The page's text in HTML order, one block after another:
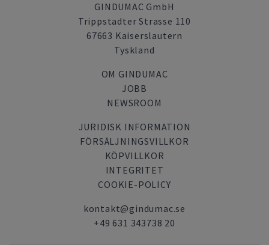
GINDUMAC GmbH
Trippstadter Strasse 110
67663 Kaiserslautern
Tyskland
OM GINDUMAC
JOBB
NEWSROOM
JURIDISK INFORMATION
FÖRSÄLJNINGSVILLKOR
KÖPVILLKOR
INTEGRITET
COOKIE-POLICY
kontakt@gindumac.se
+49 631 343738 20